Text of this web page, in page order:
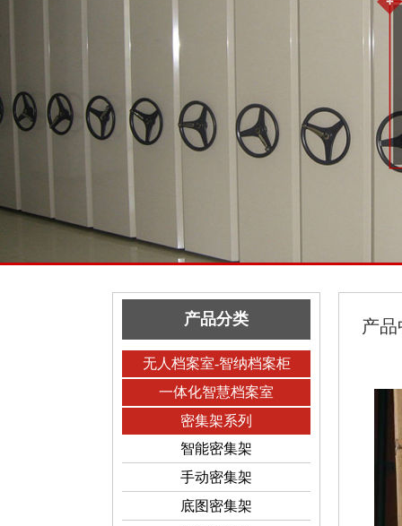
产品分类
无人档案室-智纳档案柜
一体化智慧档案室
密集架系列
智能密集架
手动密集架
底图密集架
产品